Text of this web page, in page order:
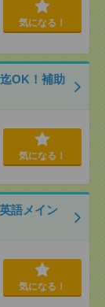
気になる！
OK！補助
気になる！
語メイン
気になる！